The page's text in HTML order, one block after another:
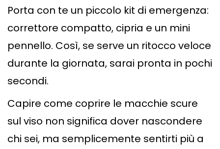
Porta con te un piccolo kit di emergenza:
correttore compatto, cipria e un mini
pennello. Così, se serve un ritocco veloce
durante la giornata, sarai pronta in pochi
secondi.
Capire come coprire le macchie scure
sul viso non significa dover nascondere
chi sei, ma semplicemente sentirti più a